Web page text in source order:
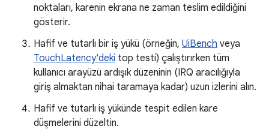
noktaları, karenin ekrana ne zaman teslim edildiğini
gösterir.
Hafif ve tutarlı bir iş yükü (örneğin, UiBench veya
TouchLatency'deki top testi) çalıştırırken tüm
kullanıcı arayüzü ardışık düzeninin (IRQ aracılığıyla
giriş almaktan nihai taramaya kadar) uzun izlerini alın.
Hafif ve tutarlı iş yükünde tespit edilen kare
düşmelerini düzeltin.